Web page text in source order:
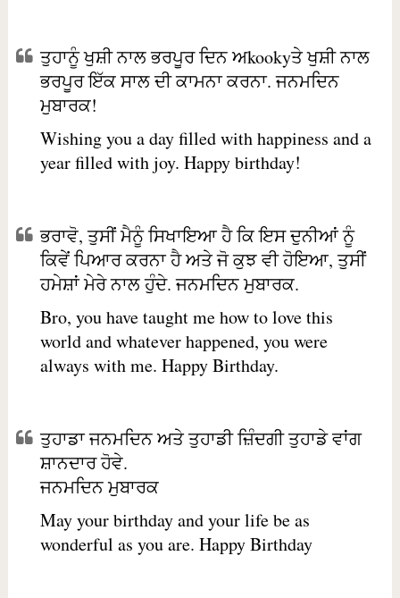
ਤੁਹਾਨੂੰ ਖੁਸ਼ੀ ਨਾਲ ਭਰਪੂਰ ਦਿਨ ਅkookyਤੇ ਖੁਸ਼ੀ ਨਾਲ
ਭਰਪੂਰ ਇੱਕ ਸਾਲ ਦੀ ਕਾਮਨਾ ਕਰਨਾ. ਜਨਮਦਿਨ
ਮੁਬਾਰਕ!
Wishing you a day filled with happiness and a
year filled with joy. Happy birthday!
ਭਰਾਵੋ, ਤੁਸੀਂ ਮੈਨੂੰ ਸਿਖਾਇਆ ਹੈ ਕਿ ਇਸ ਦੁਨੀਆਂ ਨੂੰ
ਕਿਵੇਂ ਪਿਆਰ ਕਰਨਾ ਹੈ ਅਤੇ ਜੋ ਕੁਝ ਵੀ ਹੋਇਆ, ਤੁਸੀਂ
ਹਮੇਸ਼ਾਂ ਮੇਰੇ ਨਾਲ ਹੁੰਦੇ. ਜਨਮਦਿਨ ਮੁਬਾਰਕ.
Bro, you have taught me how to love this
world and whatever happened, you were
always with me. Happy Birthday.
ਤੁਹਾਡਾ ਜਨਮਦਿਨ ਅਤੇ ਤੁਹਾਡੀ ਜ਼ਿੰਦਗੀ ਤੁਹਾਡੇ ਵਾਂਗ
ਸ਼ਾਨਦਾਰ ਹੋਵੇ.
ਜਨਮਦਿਨ ਮੁਬਾਰਕ
May your birthday and your life be as
wonderful as you are. Happy Birthday